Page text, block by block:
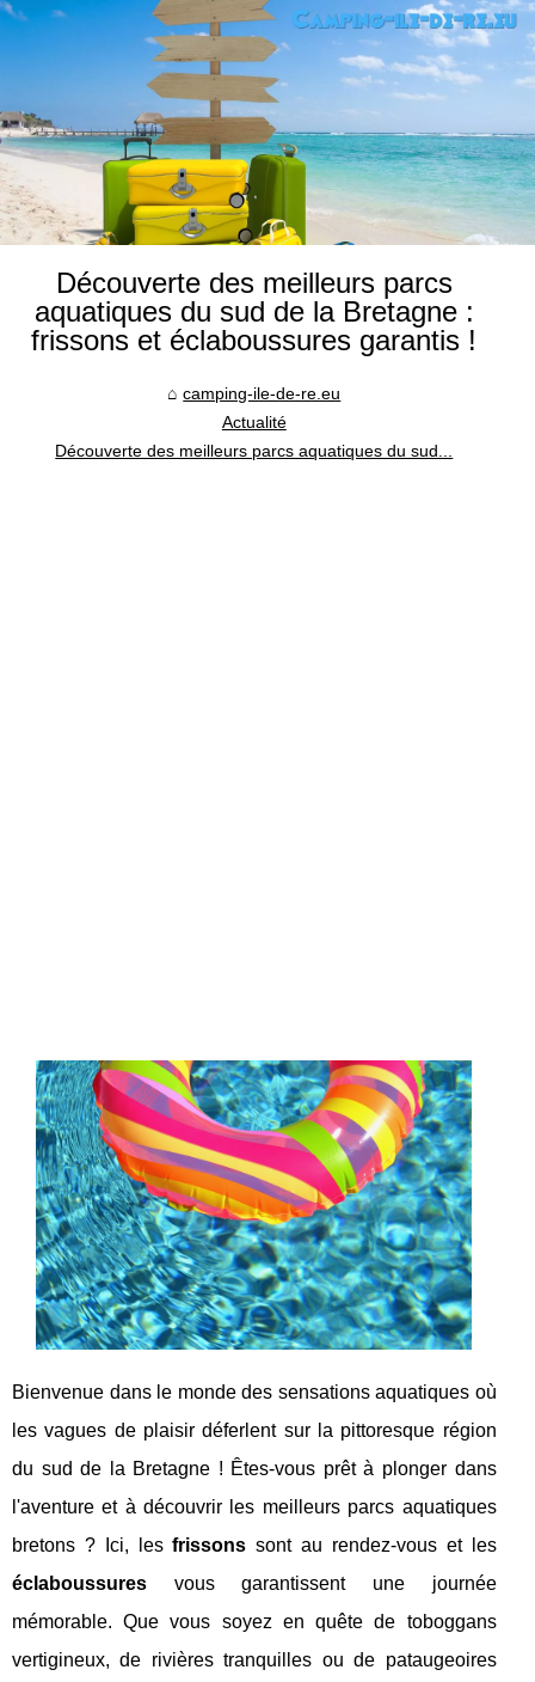
Découverte des meilleurs parcs
aquatiques du sud de la Bretagne :
frissons et éclaboussures garantis !
camping-ile-de-re.eu
Actualité
Découverte des meilleurs parcs aquatiques du sud...
Bienvenue dans le monde des sensations aquatiques où
les vagues de plaisir déferlent sur la pittoresque région
du sud de la Bretagne ! Êtes-vous prêt à plonger dans
l'aventure et à découvrir les meilleurs parcs aquatiques
bretons ? Ici, lesfrissons sont au rendez-vous et les
éclaboussures vous garantissent une journée
mémorable. Que vous soyez en quête de toboggans
vertigineux, de rivières tranquilles ou de pataugeoires